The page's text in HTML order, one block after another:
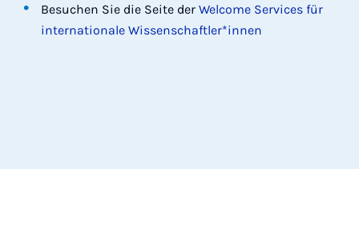
Besuchen Sie die Seite derWelcome Services für
internationale Wissenschaftler*innen